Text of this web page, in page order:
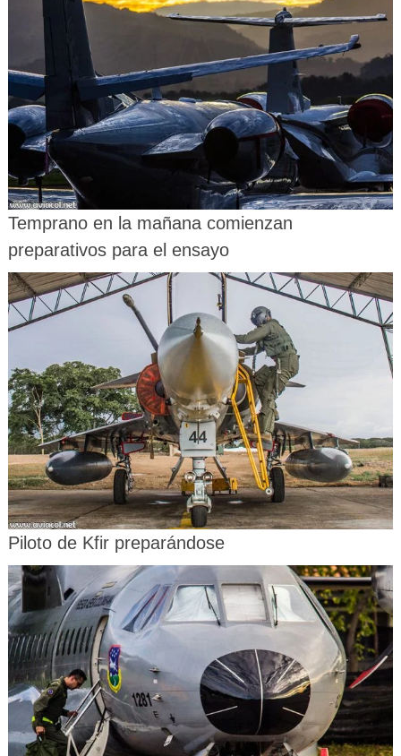
Temprano en la mañana comienzan
preparativos para el ensayo
Piloto de Kfir preparándose